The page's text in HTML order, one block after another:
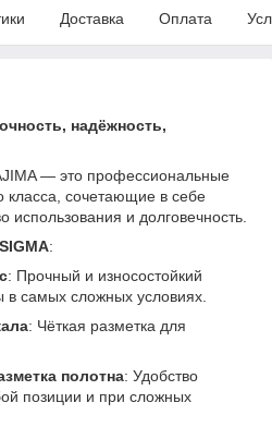
Доставка Оплата
надёжность,
— это профессиональные
класса, сочетающие в себе
использования и долговечность.
:
: Прочный и износостойкий
в самых сложных условиях.
: Чёткая разметка для
полотна: Удобство
позиции и при сложных